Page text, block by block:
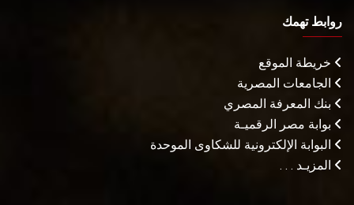
روابط تهمك
خريطة الموقع
الجامعات المصرية
بنك المعرفة المصري
بوابة مصر الرقميـة
البوابة الإلكترونية للشكاوى الموحدة
المزيـد . . .